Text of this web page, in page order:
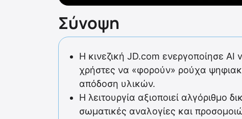
Σύνοψη
Η κινεζική JD.com ενεργοποίησε
χρήστες να «φορούν» ρούχα
απόδοση υλικών.
Η λειτουργία αξιοποιεί αλγόριθμο
σωματικές αναλογίες και